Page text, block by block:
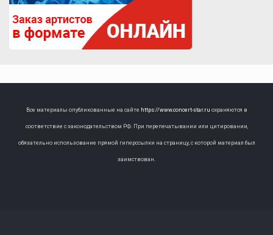
Все материалы опубликованные на сайте https://www.concert-star.ru охраняются в
соответствие с законодательством РФ. При перепечатывании или цитировании,
обязательно использование прямой гиперссылки на страницу, с которой материал был
заимствован.